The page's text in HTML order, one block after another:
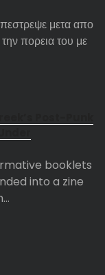
μετα απο
την πορεια του με
booklets
into a zine